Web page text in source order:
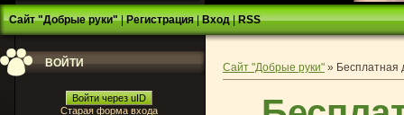
Сайт "Добрые руки"|Регистрация|Вход|RSS
ВОЙТИ
Войти через uID
Старая форма входа
Сайт "Добрые руки" » Бесплатная